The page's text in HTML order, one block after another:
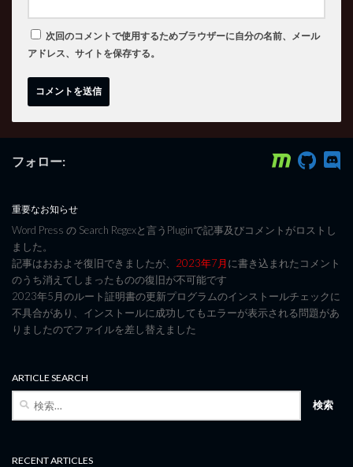
次回のコメントで使用するためブラウザーに自分の名前、メール
アドレス、サイトを保存する。
フォロー:
重要なお知らせ
Word Press の Search Regexと言うPluginで記事及びコメントがロストし
ました。
記事はおおよそ復旧できましたが、 2023年7月に書き込まれたコメント
のうち消えてしまったものの復旧が不可能です
2023年5月のルート証明書の更新プログラムのインストールチェックに
不具合があり、インストールに成功してもエラーが表示される問題があ
りましたのでファイルを差し替えました
ARTICLE SEARCH
RECENT ARTICLES